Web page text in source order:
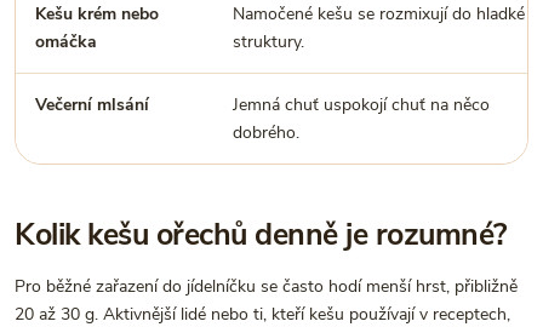
Kešu krém nebo
omáčka
Namočené kešu se rozmixují do hladké
struktury.
Večerní mlsání
Jemná chuť uspokojí chuť na něco
dobrého.
Kolik kešu ořechů denně je rozumné?
Pro běžné zařazení do jídelníčku se často hodí menší hrst, přibližně
20 až 30 g. Aktivnější lidé nebo ti, kteří kešu používají v receptech,